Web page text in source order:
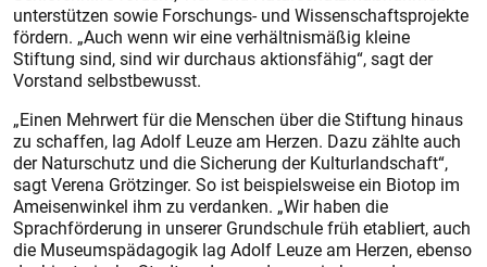
unterstützen sowie Forschungs- und Wissenschaftsprojekte
fördern. „Auch wenn wir eine verhältnismäßig kleine
Stiftung sind, sind wir durchaus aktionsfähig“, sagt der
Vorstand selbstbewusst.
„Einen Mehrwert für die Menschen über die Stiftung hinaus
zu schaffen, lag Adolf Leuze am Herzen. Dazu zählte auch
der Naturschutz und die Sicherung der Kulturlandschaft“,
sagt Verena Grötzinger. So ist beispielsweise ein Biotop im
Ameisenwinkel ihm zu verdanken. „Wir haben die
Sprachförderung in unserer Grundschule früh etabliert, auch
die Museumspädagogik lag Adolf Leuze am Herzen, ebenso